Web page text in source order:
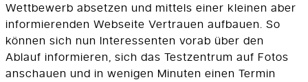
Wettbewerb absetzen und mittels einer kleinen aber
informierenden Webseite Vertrauen aufbauen. So
können sich nun Interessenten vorab über den
Ablauf informieren, sich das Testzentrum auf Fotos
anschauen und in wenigen Minuten einen Termin